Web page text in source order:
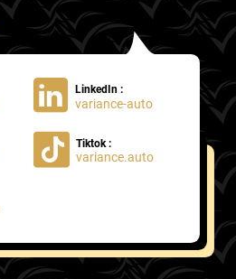
LinkedIn :
variance-auto
Tiktok :
variance.auto